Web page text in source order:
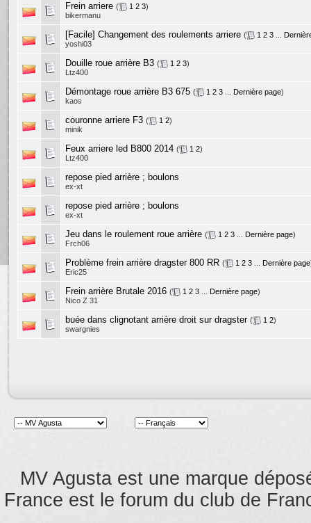
Frein arriere ( 1 2 3)
bikermanu
[Facile] Changement des roulements arriere ( 1 2 3
yoshi03
Douille roue arrière B3 ( 1 2 3)
Ltz400
Démontage roue arrière B3 675 ( 1 2 3 Dernière page)
kaos
couronne arriere F3 ( 1 2)
minik
Feux arriere led B800 2014 ( 1 2)
Ltz400
repose pied arrière ; boulons
ex-xt
repose pied arrière ; boulons
ex-xt
Jeu dans le roulement roue arrière ( 1 2 3 Dernière page)
Frch06
Problème frein arrière dragster 800 RR ( 1 2 3 Dernière page
Eric25
Frein arrière Brutale 2016 ( 1 2 3 Dernière page)
Nico Z 31
buée dans clignotant arrière droit sur dragster ( 1 2)
swargnies
MV Agusta est une marque
France est le forum du club de